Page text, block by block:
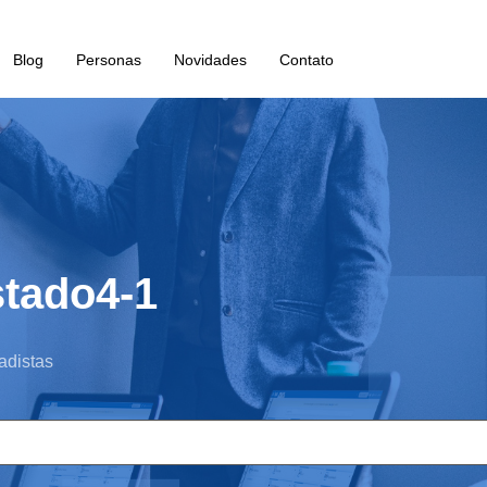
Blog Personas Novidades Contato
1